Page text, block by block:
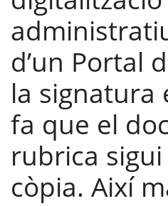
d’un Portal
la signatura
fa que el
rubrica
còpia. Així